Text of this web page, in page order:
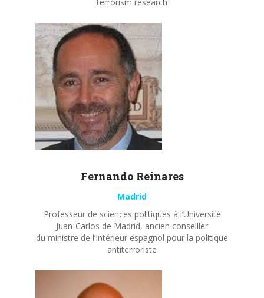
Fernando Reinares
Madrid
Professeur de sciences politiques à l’Université
Juan-Carlos de Madrid, ancien conseiller
du ministre de l’Intérieur espagnol pour la politique
antiterroriste